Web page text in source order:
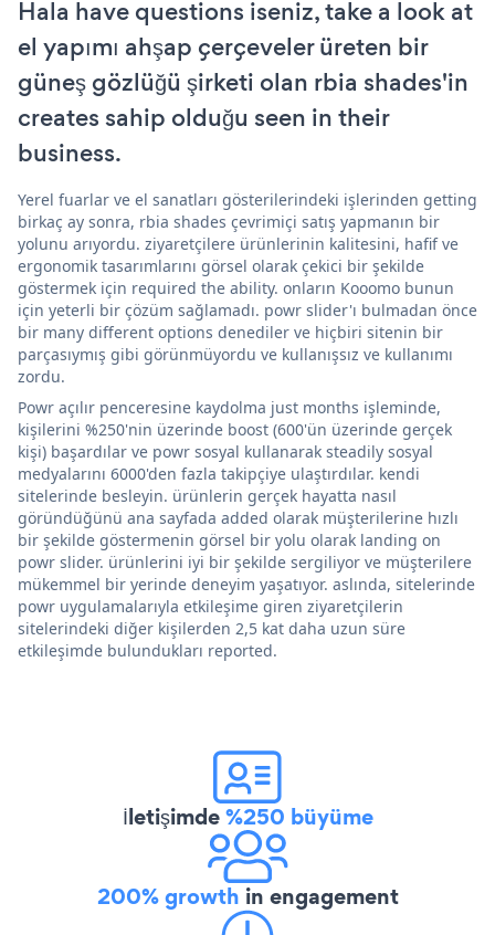
Hala have questions iseniz, take a look at
el yapımı ahşap çerçeveler üreten bir
güneş gözlüğü şirketi olan rbia shades'in
creates sahip olduğu seen in their
business.
Yerel fuarlar ve el sanatları gösterilerindeki işlerinden getting
birkaç ay sonra, rbia shades çevrimiçi satış yapmanın bir
yolunu arıyordu. ziyaretçilere ürünlerinin kalitesini, hafif ve
ergonomik tasarımlarını görsel olarak çekici bir şekilde
göstermek için required the ability. onların Kooomo bunun
için yeterli bir çözüm sağlamadı. powr slider'ı bulmadan önce
bir many different options denediler ve hiçbiri sitenin bir
parçasıymış gibi görünmüyordu ve kullanışsız ve kullanımı
zordu.
Powr açılır penceresine kaydolma just months işleminde,
kişilerini %250'nin üzerinde boost (600'ün üzerinde gerçek
kişi) başardılar ve powr sosyal kullanarak steadily sosyal
medyalarını 6000'den fazla takipçiye ulaştırdılar. kendi
sitelerinde besleyin. ürünlerin gerçek hayatta nasıl
göründüğünü ana sayfada added olarak müşterilerine hızlı
bir şekilde göstermenin görsel bir yolu olarak landing on
powr slider. ürünlerini iyi bir şekilde sergiliyor ve müşterilere
mükemmel bir yerinde deneyim yaşatıyor. aslında, sitelerinde
powr uygulamalarıyla etkileşime giren ziyaretçilerin
sitelerindeki diğer kişilerden 2,5 kat daha uzun süre
etkileşimde bulundukları reported.
İletişimde%250 büyüme
200% growth in engagement